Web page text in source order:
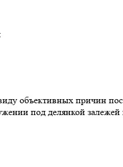
объективных причин
под делянкой залежей